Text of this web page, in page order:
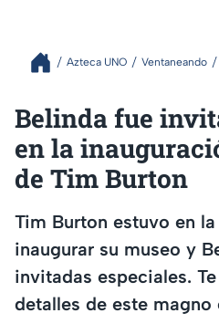
Azteca UNO Ventaneando
Belinda fue
en la
de Tim Burton
Tim Burton estuvo en
inaugurar su museo y
invitadas especiales.
detalles de este magno